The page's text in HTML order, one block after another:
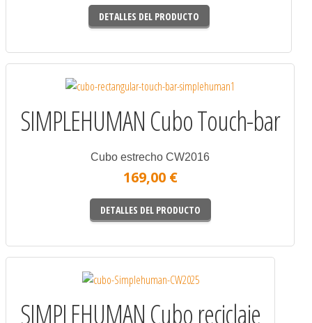
DETALLES DEL PRODUCTO
SIMPLEHUMAN Cubo Touch-bar
Cubo estrecho CW2016
169,00 €
DETALLES DEL PRODUCTO
SIMPLEHUMAN Cubo reciclaje